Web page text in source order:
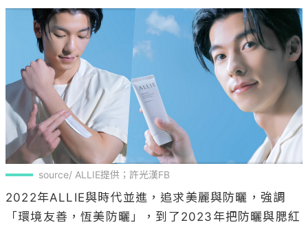
source/ ALLIE提供；許光漢FB
2022年ALLIE與時代並進，追求美麗與防曬，強調
「環境友善，恆美防曬」，到了2023年把防曬與腮紅